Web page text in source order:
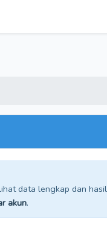
data lengkap dan
akun.